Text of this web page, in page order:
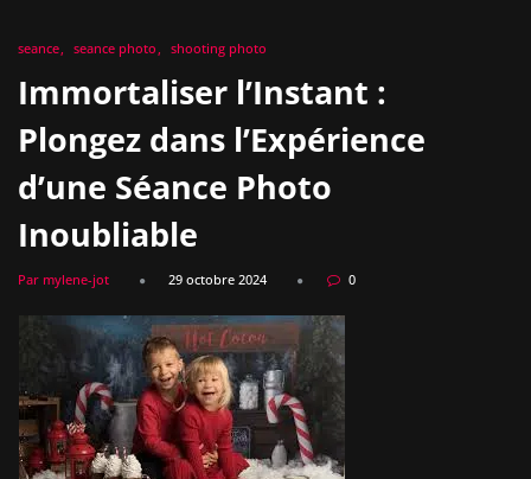
seance seance photo shooting photo
Immortaliser l’Instant :
Plongez dans l’Expérience
d’une Séance Photo
Inoubliable
Par mylene-jot 29 octobre 2024 0